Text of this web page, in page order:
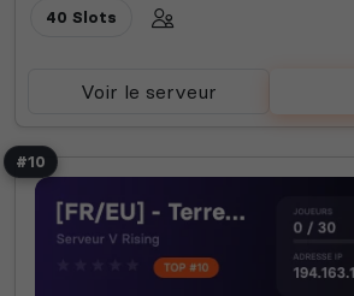
40 Slots
Voir le serveur
#10